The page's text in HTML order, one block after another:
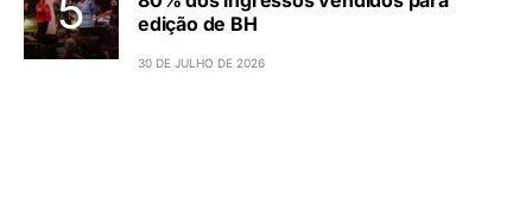
edição de BH
30 DE JULHO DE 2026